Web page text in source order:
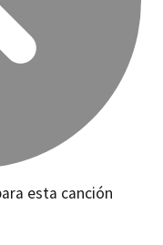
esta canción